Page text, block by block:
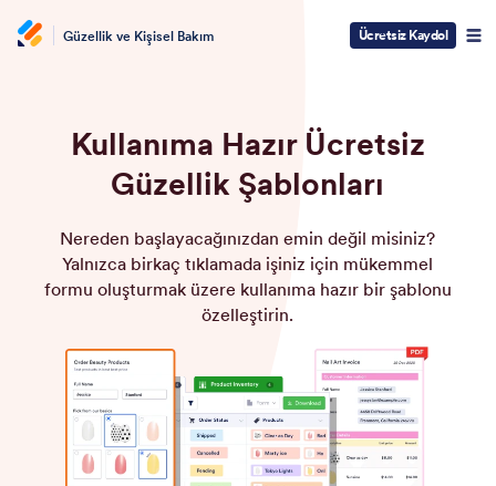
Güzellik ve Kişisel Bakım Ücretsiz Kaydol
Kullanıma Hazır Ücretsiz
Güzellik Şablonları
Nereden başlayacağınızdan emin değil misiniz?
Yalnızca birkaç tıklamada işiniz için mükemmel
formu oluşturmak üzere kullanıma hazır bir şablonu
özelleştirin.